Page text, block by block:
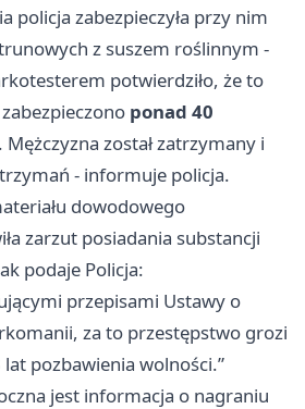
policja zabezpieczyła przy nim
z suszem roślinnym -
potwierdziło, że to
ponad 40
Mężczyzna został zatrzymany i
- informuje policja.
dowodowego
zarzut posiadania substancji
podaje Policja:
przepisami Ustawy o
za to przestępstwo grozi
pozbawienia wolności.”
jest informacja o nagraniu